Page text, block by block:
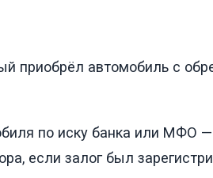
приобрёл автомобиль с
по иску банка или МФО —
если залог был